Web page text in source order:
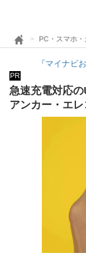
PC・スマホ・
『マイナビ
PR
急速充電対応
アンカー・エ